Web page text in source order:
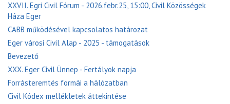
XXVII. Egri Civil Fórum - 2026.febr.25, 15:00, Civil Közösségek
Háza Eger
CABB működésével kapcsolatos határozat
Eger városi Civil Alap - 2025 - támogatások
Bevezető
XXX. Eger Civil Ünnep - Fertályok napja
Forrásteremtés formái a hálózatban
Civil Kódex mellékletek áttekintése